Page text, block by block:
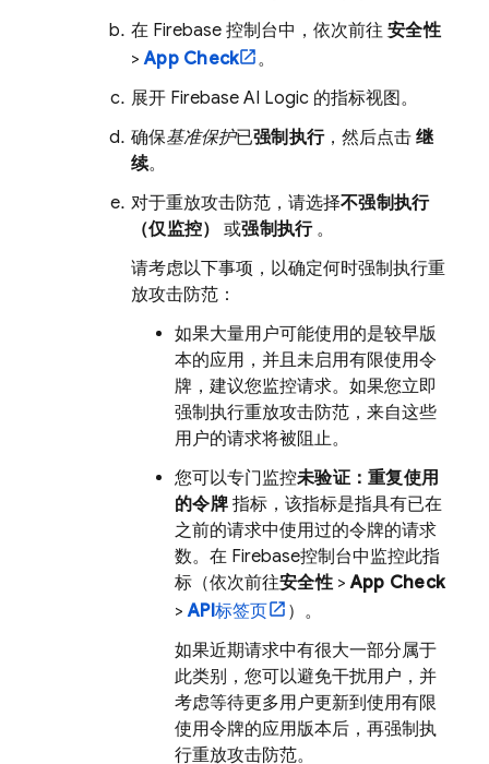
在 Firebase 控制台中，依次前往安全性
>App Check
。
展开 Firebase AI Logic 的指标视图。
确保基准保护已强制执行，然后点击 继
续。
对于重放攻击防范，请选择不强制执行
（仅监控）
或强制执行。
请考虑以下事项，以确定何时强制执行重
放攻击防范：
如果大量用户可能使用的是较早版
本的应用，并且未启用有限使用令
牌，建议您监控请求。如果您立即
强制执行重放攻击防范，来自这些
用户的请求将被阻止。
您可以专门监控未验证：重复使用
的令牌指标，该指标是指具有已在
之前的请求中使用过的令牌的请求
数。在 Firebase控制台中监控此指
标（依次前往安全性>App Check
>API标签页
）。
如果近期请求中有很大一部分属于
此类别，您可以避免干扰用户，并
考虑等待更多用户更新到使用有限
使用令牌的应用版本后，再强制执
行重放攻击防范。